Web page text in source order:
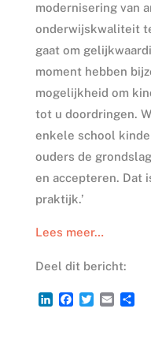
modernisering van
onderwijskwaliteit
gaat om
moment hebben
mogelijkheid om
tot u doordringen.
enkele school
ouders de
en accepteren. Dat
praktijk.’
Lees meer…
Deel dit bericht:
L
F
T
E
D